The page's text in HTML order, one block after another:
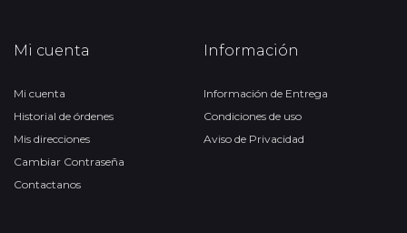
Mi cuenta
Mi cuenta
Historial de órdenes
Mis direcciones
Cambiar Contraseña
Contactanos
Información
Información de Entrega
Condiciones de uso
Aviso de Privacidad